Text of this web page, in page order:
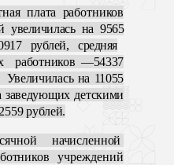
плата работников
увеличилась на 9565
рублей, средняя
работников —54337
на 11055
заведующих детскими
рублей.
начисленной
учреждений